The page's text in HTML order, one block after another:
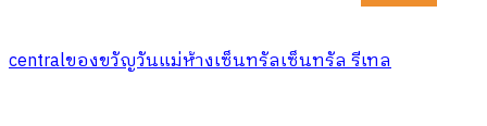
centralของขวัญวันแม่ห้างเซ็นทรัลเซ็นทรัล รีเทล